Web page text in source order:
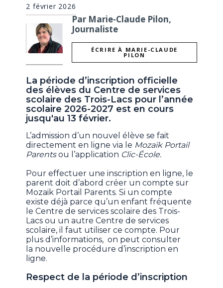
2 février 2026
Par Marie-Claude Pilon,
Journaliste
ÉCRIRE À MARIE-CLAUDE
PILON
La période d’inscription officielle
des élèves du Centre de services
scolaire des Trois-Lacs pour l’année
scolaire 2026-2027 est en cours
jusqu'au 13 février.
L’admission d’un nouvel élève se fait
directement en ligne via le Mozaïk Portail
Parentsou l’application Clic-École.
Pour effectuer une inscription en ligne, le
parent doit d’abord créer un compte sur
Mozaik Portail Parents. Si un compte
existe déjà parce qu’un enfant fréquente
le Centre de services scolaire des Trois-
Lacs ou un autre Centre de services
scolaire, il faut utiliser ce compte. Pour
plus d’informations, on peut consulter
la nouvelle procédure d’inscription en
ligne.
Respect de la période d’inscription